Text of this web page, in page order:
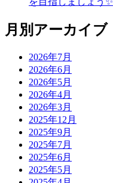
月別アーカイブ
2026年7月
2026年6月
2026年5月
2026年4月
2026年3月
2025年12月
2025年9月
2025年7月
2025年6月
2025年5月